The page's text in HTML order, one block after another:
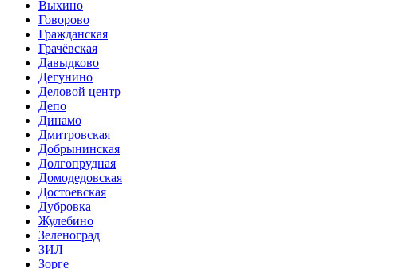
Выхино
Говорово
Гражданская
Грачёвская
Давыдково
Дегунино
Деловой центр
Депо
Динамо
Дмитровская
Добрынинская
Долгопрудная
Домодедовская
Достоевская
Дубровка
Жулебино
Зеленоград
ЗИЛ
Зорге